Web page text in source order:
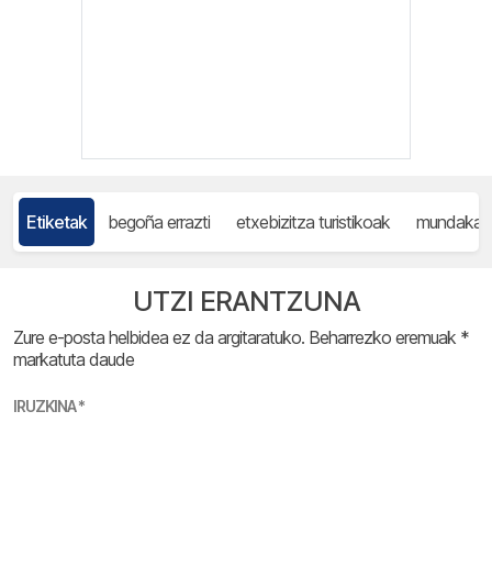
Etiketak begoña errazti etxebizitza turistikoak mundaka
UTZI ERANTZUNA
Zure e-posta helbidea ez da argitaratuko. Beharrezko eremuak *
markatuta daude
IRUZKINA*